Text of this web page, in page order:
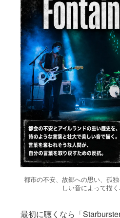
都市の不安、故郷への思い、孤
しい音によって描く
最初に聴くなら「Starburster